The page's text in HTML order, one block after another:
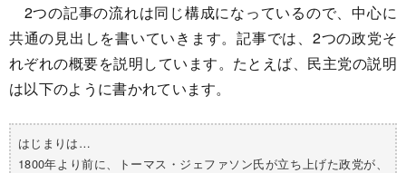
2つの記事の流れは同じ構成になっているので、中心に
共通の見出しを書いていきます。記事では、2つの政党そ
れぞれの概要を説明しています。たとえば、民主党の説明
は以下のように書かれています。
はじまりは…
1800年より前に、トーマス・ジェファソン氏が立ち上げた政党が、